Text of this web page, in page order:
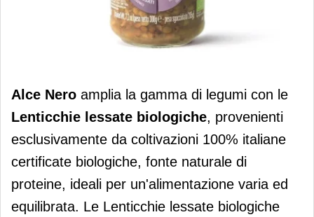
Alce nero amplia la gamma di legumi
Alce Nero amplia la gamma di legumi con le
Lenticchie lessate biologiche, provenienti
esclusivamente da coltivazioni 100% italiane
certificate biologiche, fonte naturale di
proteine, ideali per un'alimentazione varia ed
equilibrata. Le Lenticchie lessate biologiche